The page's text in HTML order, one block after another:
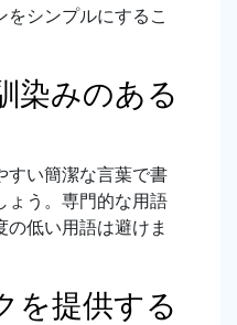
シンプルにするこ
染みのある
すい簡潔な言葉で書
ょう。専門的な用語
低い用語は避けま
を提供する